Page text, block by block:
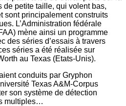
de petite taille, qui volent bas,
sont principalement construits
L’Administration fédérale
mène ainsi un programme
des séries d’essais à travers
séries a été réalisée sur
au Texas (Etats-Unis).
conduits par Gryphon
Texas A&M-Corpus
son système de détection
multiples…